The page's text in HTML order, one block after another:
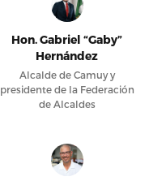
Hon. Gabriel “Gaby”
Hernández
Alcalde de Camuy y
presidente de la Federación
de Alcaldes